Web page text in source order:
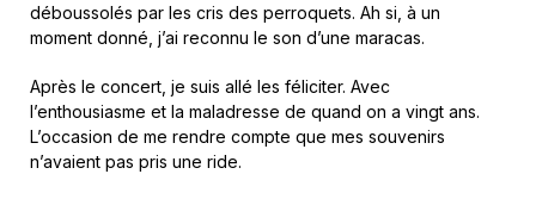
déboussolés par les cris des perroquets. Ah si, à un
moment donné, j’ai reconnu le son d’une maracas.
Après le concert, je suis allé les féliciter. Avec
l’enthousiasme et la maladresse de quand on a vingt ans.
L’occasion de me rendre compte que mes souvenirs
n’avaient pas pris une ride.